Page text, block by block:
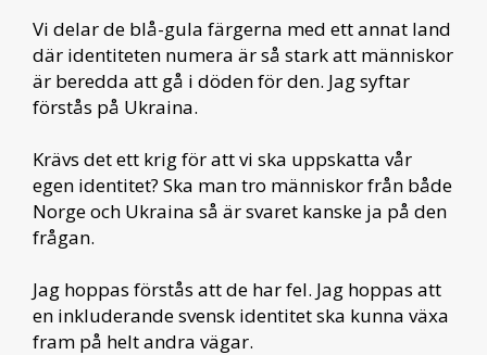
Vi delar de blå-gula färgerna med ett annat land
där identiteten numera är så stark att människor
är beredda att gå i döden för den. Jag syftar
förstås på Ukraina.
Krävs det ett krig för att vi ska uppskatta vår
egen identitet? Ska man tro människor från både
Norge och Ukraina så är svaret kanske ja på den
frågan.
Jag hoppas förstås att de har fel. Jag hoppas att
en inkluderande svensk identitet ska kunna växa
fram på helt andra vägar.